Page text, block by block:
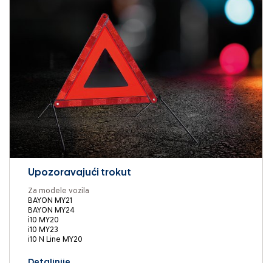
Upozoravajući trokut
Za modele vozila
BAYON MY21
BAYON MY24
i10 MY20
i10 MY23
i10 N Line MY20